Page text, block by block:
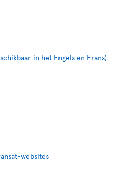
in het Engels en Frans)
websites